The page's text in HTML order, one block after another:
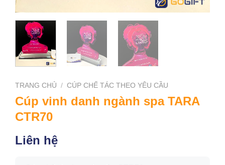
TRANG CHỦ / CÚP CHẾ TÁC THEO YÊU CẦU
Cúp vinh danh ngành spa TARA
CTR70
Liên hệ